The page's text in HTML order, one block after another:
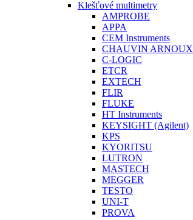
Klešťové multimetry
AMPROBE
APPA
CEM Instruments
CHAUVIN ARNOUX
C-LOGIC
ETCR
EXTECH
FLIR
FLUKE
HT Instruments
KEYSIGHT (Agilent)
KPS
KYORITSU
LUTRON
MASTECH
MEGGER
TESTO
UNI-T
PROVA